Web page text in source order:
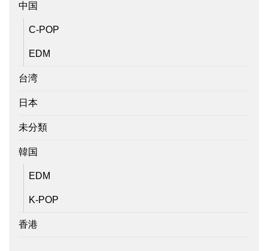
中国
C-POP
EDM
台湾
日本
未分類
韓国
EDM
K-POP
香港